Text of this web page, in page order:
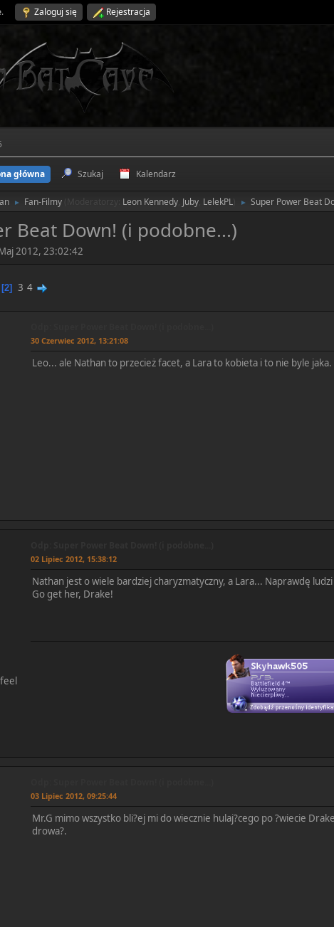
. Zaloguj się Rejestracja
główna Szukaj Kalendarz
► Fan-Filmy (Moderatorzy: Leon Kennedy, Juby, LelekPL) ► Super Power Beat
Beat Down! (i podobne...)
2012, 23:02:42
2 3 4
30 Czerwiec 2012, 13:21:08
Leo... ale Nathan to przecież facet, a Lara to kobieta i to nie byle
02 Lipiec 2012, 15:38:12
Nathan jest o wiele bardziej charyzmatyczny, a Lara... Naprawdę
Go get her, Drake!
03 Lipiec 2012, 09:25:44
Mr.G mimo wszystko bli?ej mi do wiecznie hulaj?cego po ?wiecie
drowa?.